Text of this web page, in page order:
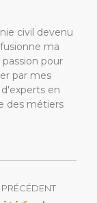
civil devenu
ma
pour
par mes
en
des métiers